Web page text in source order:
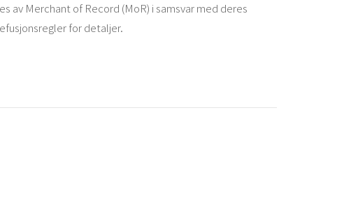
av Merchant of Record (MoR) i samsvar med deres
for detaljer.